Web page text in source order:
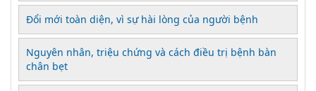
Đổi mới toàn diện, vì sự hài lòng của người bệnh
Nguyên nhân, triệu chứng và cách điều trị bệnh bàn
chân bẹt